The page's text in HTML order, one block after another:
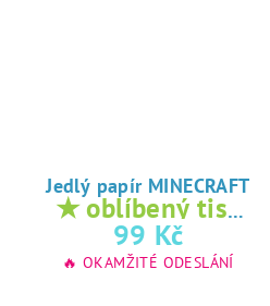
Jedlý papír MINECRAFT
★ oblíbený tisk
na jedlý papír
99 Kč
🔥 OKAMŽITÉ ODESLÁNÍ